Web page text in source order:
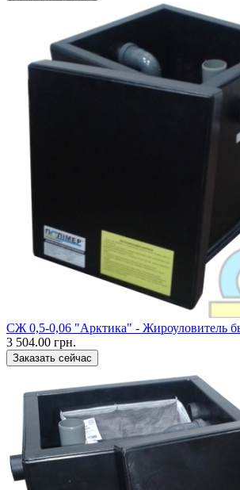
CЖ 0,5-0,06 "Арктика" - Жироуловитель
3 504.00 грн.
Заказать сейчас